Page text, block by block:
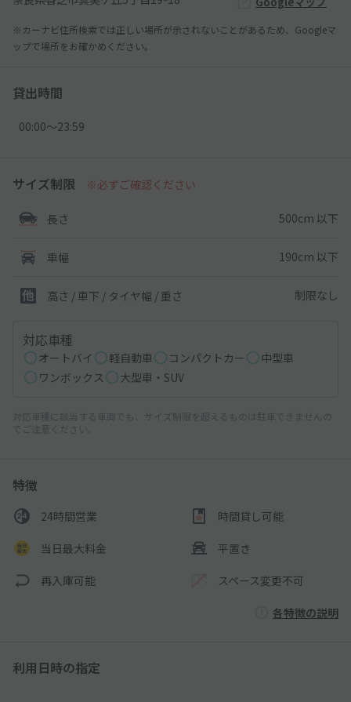
※カーナビ住所検索では正しい場所が示されないことがあるため、Googleマ
ップで場所をお確かめください。
貸出時間
00:00〜23:59
サイズ制限 ※必ずご確認ください
長さ 500cm 以下
車幅 190cm 以下
高さ / 車下 / タイヤ幅 / 重さ 制限なし
対応車種
オートバイ 軽自動車 コンパクトカー
中型車
ワンボックス
大型車・SUV
対応車種に該当する車両でも、サイズ制限を超えるものは駐車できませんの
でご注意ください。
特徴
24時間営業 時間貸し可能
当日最大料金 平置き
再入庫可能 スペース変更不可
各特徴の説明
利用日時の指定